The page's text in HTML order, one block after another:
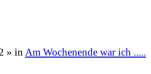
» in Am Wochenende war ich .....